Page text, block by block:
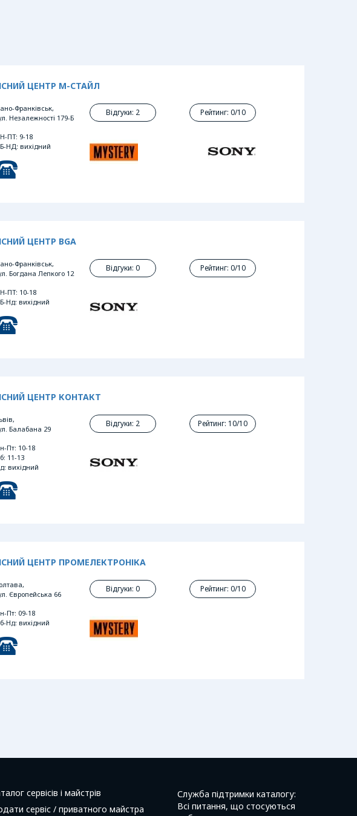
ЦЕНТР М-СТАЙЛ
Франківськ,
Незалежності 179-Б
ПТ: 9-18
НД: вихідний
Відгуки: 2 Рейтинг: 0/10
ЦЕНТР BGA
Франківськ,
Богдана Лепкого 12
ПТ: 10-18
Нд: вихідний
Відгуки: 0 Рейтинг: 0/10
ЦЕНТР КОНТАКТ
Балабана 29
Пт: 10-18
11-13
вихідний
Відгуки: 2 Рейтинг: 10/10
ЦЕНТР ПРОМЕЛЕКТРОНІКА
Європейська 66
Пт: 09-18
Нд: вихідний
Відгуки: 0 Рейтинг: 0/10
сервісів і майстрів
сервіс / приватного майстра
Служба підтримки каталогу:
Всі питання, що стосуються